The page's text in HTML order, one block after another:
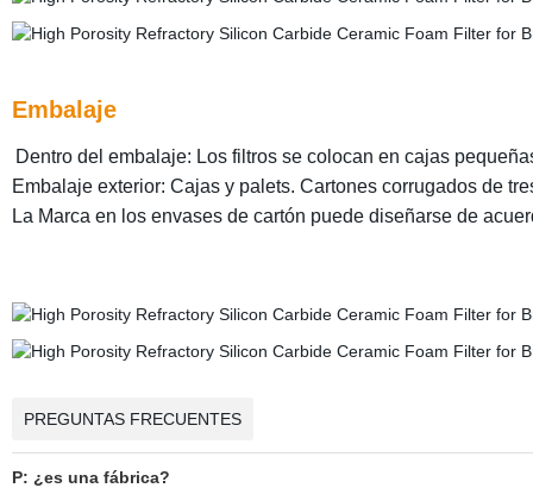
Embalaje
Dentro del embalaje: Los filtros se colocan en cajas
Embalaje exterior: Cajas y palets. Cartones corrugados de
La Marca en los envases de cartón puede diseñarse de
PREGUNTAS FRECUENTES
P: ¿es una fábrica?